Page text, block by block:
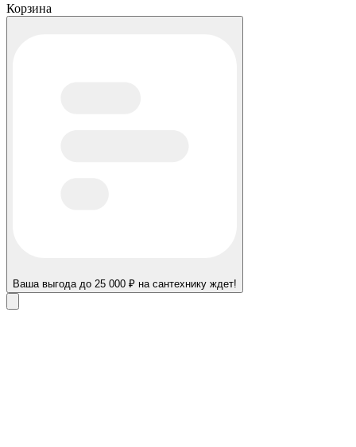
Корзина
Ваша выгода до 25 000 ₽ на сантехнику ждет!